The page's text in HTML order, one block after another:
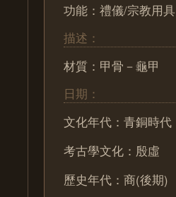
功能：禮儀/宗教用具
描述：
材質：甲骨－龜甲
日期：
文化年代：青銅時代
考古學文化：殷虛
歷史年代：商(後期)